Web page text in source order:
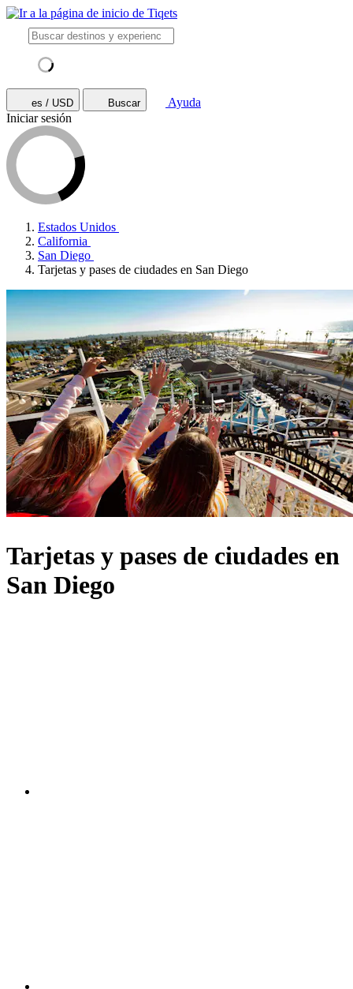
es / USD Buscar
Ayuda
Iniciar sesión
Estados Unidos
California
San Diego
Tarjetas y pases de ciudades en San Diego
Tarjetas y pases de ciudades en
San Diego